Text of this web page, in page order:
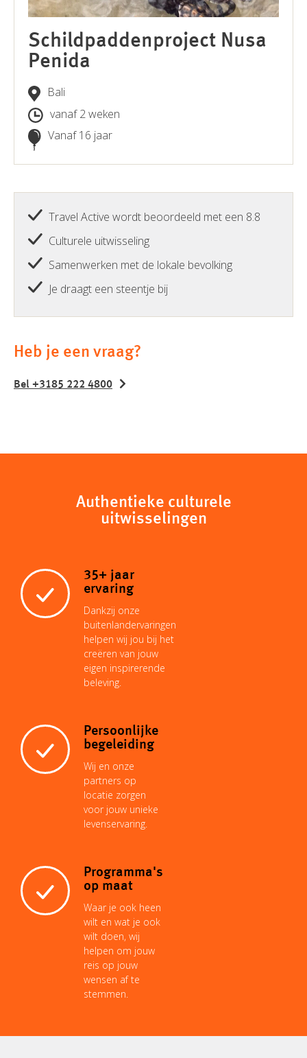
Schildpaddenproject Nusa
Penida
Bali
vanaf 2 weken
Vanaf 16 jaar
Travel Active wordt beoordeeld met een 8.8
Culturele uitwisseling
Samenwerken met de lokale bevolking
Je draagt een steentje bij
Heb je een vraag?
Bel +3185 222 4800
Authentieke culturele
uitwisselingen
35+ jaar
ervaring
Dankzij onze
buitenlandervaringen
helpen wij jou bij het
creëren van jouw
eigen inspirerende
beleving.
Persoonlijke
begeleiding
Wij en onze
partners op
locatie zorgen
voor jouw unieke
levenservaring.
Programma's
op maat
Waar je ook heen
wilt en wat je ook
wilt doen, wij
helpen om jouw
reis op jouw
wensen af te
stemmen.